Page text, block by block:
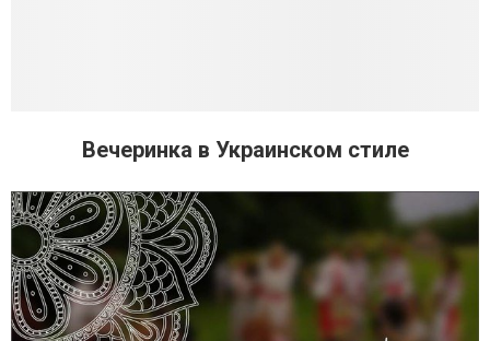
Вечеринка в Украинском стиле